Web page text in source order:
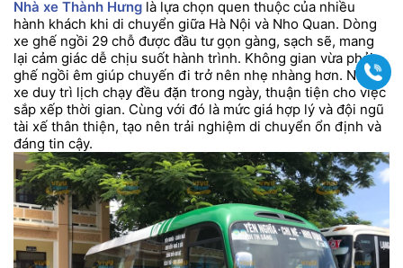
Nhà xe Thành Hưng là lựa chọn quen thuộc của nhiều
hành khách khi di chuyển giữa Hà Nội và Nho Quan. Dòng
xe ghế ngồi 29 chỗ được đầu tư gọn gàng, sạch sẽ, mang
lại cảm giác dễ chịu suốt hành trình. Không gian vừa phải,
ghế ngồi êm giúp chuyến đi trở nên nhẹ nhàng hơn. Nhà
xe duy trì lịch chạy đều đặn trong ngày, thuận tiện cho việc
sắp xếp thời gian. Cùng với đó là mức giá hợp lý và đội ngũ
tài xế thân thiện, tạo nên trải nghiệm di chuyển ổn định và
đáng tin cậy.